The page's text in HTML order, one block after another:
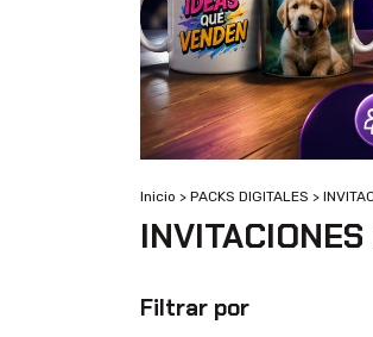
Inicio > PACKS DIGITALES >
Filtrar por